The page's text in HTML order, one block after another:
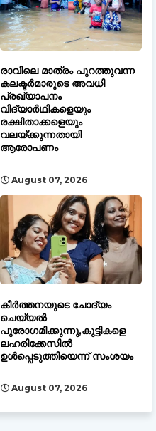
രാവിലെ മാത്രം പുറത്തുവന്ന
കലക്ടർമാരുടെ അവധി
പ്രഖ്യാപനം
വിദ്യാർഥികളെയും
രക്ഷിതാക്കളെയും
വലയ്ക്കുന്നതായി
ആരോപണം
August 07, 2026
കീർത്തനയുടെ ചോദ്യം
ചെയ്യൽ
പുരോഗമിക്കുന്നു,കുട്ടികളെ
ലഹരിക്കേസിൽ
ഉൾപ്പെടുത്തിയെന്ന് സംശയം
August 07, 2026